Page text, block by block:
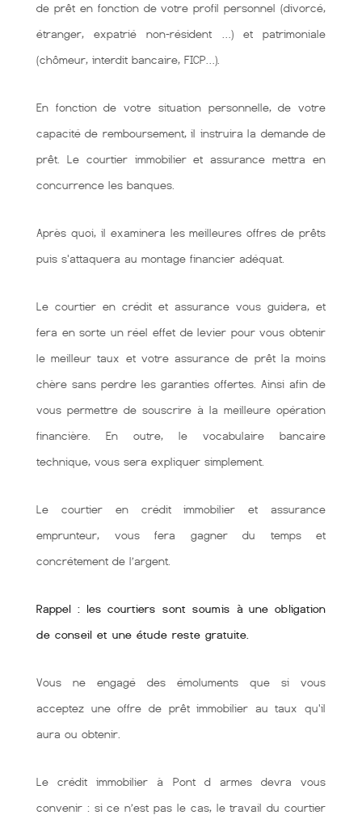
de prêt en fonction de votre profil personnel (divorcé,
étranger, expatrié non-résident …) et patrimoniale
(chômeur, interdit bancaire, FICP…).
En fonction de votre situation personnelle, de votre
capacité de remboursement, il instruira la demande de
prêt. Le courtier immobilier et assurance mettra en
concurrence les banques.
Après quoi, il examinera les meilleures offres de prêts
puis s'attaquera au montage financier adéquat.
Le courtier en crédit et assurance vous guidera, et
fera en sorte un réel effet de levier pour vous obtenir
le meilleur taux et votre assurance de prêt la moins
chère sans perdre les garanties offertes. Ainsi afin de
vous permettre de souscrire à la meilleure opération
financière. En outre, le vocabulaire bancaire
technique, vous sera expliquer simplement.
Le courtier en crédit immobilier et assurance
emprunteur, vous fera gagner du temps et
concrétement de l’argent.
Rappel : les courtiers sont soumis à une obligation
de conseil et une étude reste gratuite.
Vous ne engagé des émoluments que si vous
acceptez une offre de prêt immobilier au taux qu'il
aura ou obtenir.
Le crédit immobilier à Pont d armes devra vous
convenir : si ce n’est pas le cas, le travail du courtier